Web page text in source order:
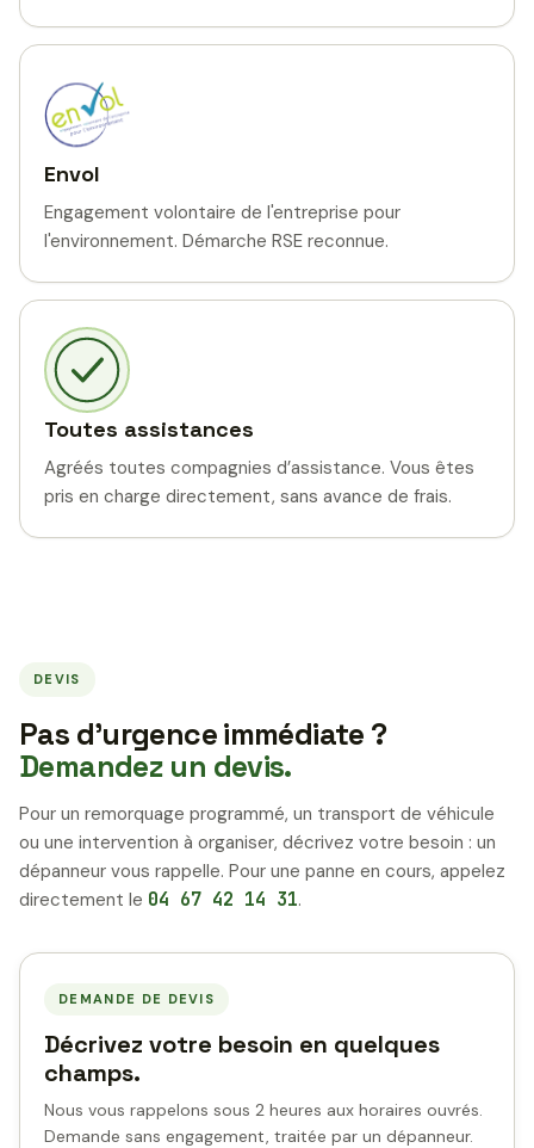
Envol
Engagement volontaire de l'entreprise pour
l'environnement. Démarche RSE reconnue.
Toutes assistances
Agréés toutes compagnies d’assistance. Vous êtes
pris en charge directement, sans avance de frais.
DEVIS
Pas d’urgence immédiate ?
Demandez un devis.
Pour un remorquage programmé, un transport de véhicule
ou une intervention à organiser, décrivez votre besoin : un
dépanneur vous rappelle. Pour une panne en cours, appelez
directement le 04 67 42 14 31.
DEMANDE DE DEVIS
Décrivez votre besoin en quelques
champs.
Nous vous rappelons sous 2 heures aux horaires ouvrés.
Demande sans engagement, traitée par un dépanneur.